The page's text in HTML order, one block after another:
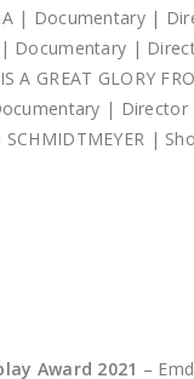
| Documentary |
| Documentary |
A GREAT GLORY
| Director
SCHMIDTMEYER |
Award 2021 –